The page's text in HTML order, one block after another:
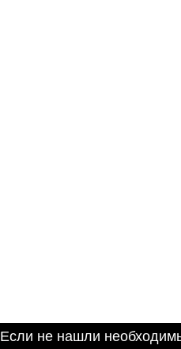
Если не нашли